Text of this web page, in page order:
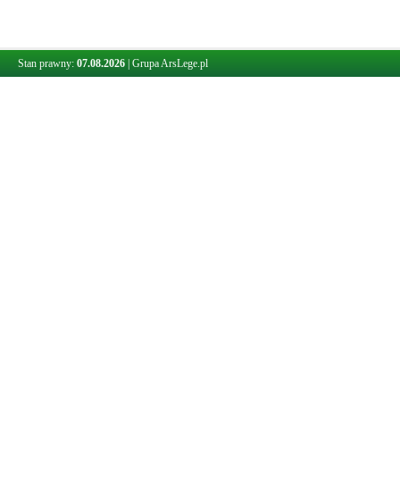
Stan prawny: 07.08.2026 Grupa ArsLege.pl